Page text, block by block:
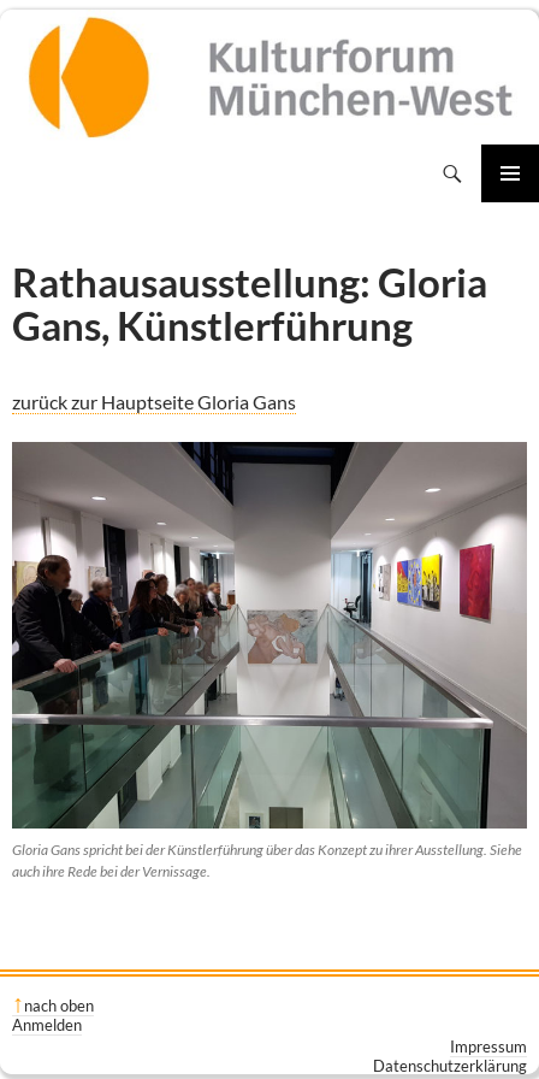
Inhalt
springen
Rathausausstellung: Gloria
Gans, Künstlerführung
zurück zur Hauptseite Gloria Gans
Gloria Gans spricht bei der Künstlerführung über das Konzept zu ihrer Ausstellung. Siehe
auch ihre Rede bei der Vernissage.
nach oben
Anmelden
Impressum
Datenschutzerklärung